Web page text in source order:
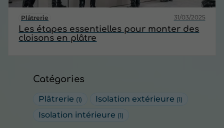
Catégories
Plâtrerie (1) Isolation extérieure (1)
Isolation intérieure (1)
Plâtrerie 31/03/2025
Les étapes essentielles pour monter des
cloisons en plâtre